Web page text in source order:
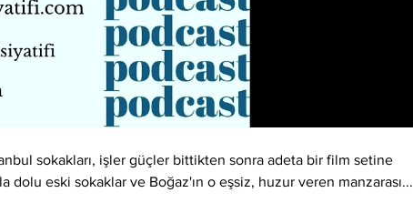
sokakları, işler güçler bittikten sonra adeta bir film setine
dolu eski sokaklar ve Boğaz'ın o eşsiz, huzur veren manzarası...